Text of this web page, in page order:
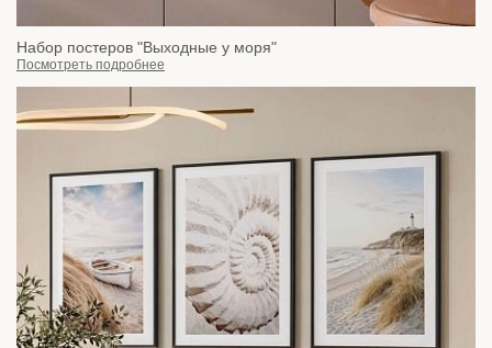
Набор постеров "Выходные у моря"
Посмотреть подробнее